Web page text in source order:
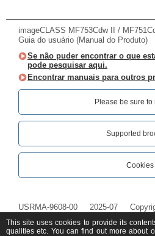
imageCLASS MF753Cdw II /
Guia do usuário (Manual do Produto)
Se não puder encontrar o que
pode pesquisar aqui.
Encontrar manuais para outros
Please be sure to
Supported
Cookies
USRMA-9608-00 2025-07
This site uses cookies to provide its
qualities etc. You can find out more about